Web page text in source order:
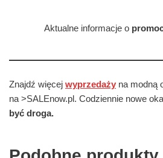
Aktualne informacje o
Znajdź więcej wyprzedaży na modną
na >SALEnow.pl. Codziennie nowe
być droga.